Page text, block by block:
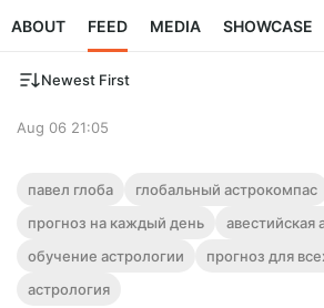
ABOUT FEED MEDIA SHOWCASE
Newest First
Aug 06 21:05
🧭 Прогноз от Павла Глобы
августа 2026 года
ГЛОБАльный
павел глоба
глобальный астрокомпас
прогноз на каждый день
авестийская
обучение астрологии
прогноз для
астрология